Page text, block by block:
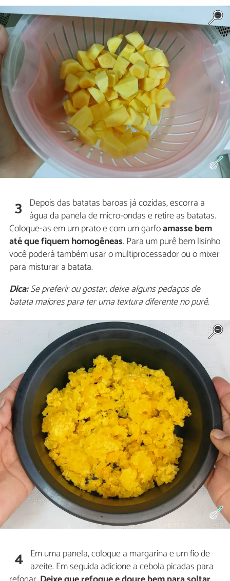
3 Depois das batatas baroas já cozidas, escorra a
água da panela de micro-ondas e retire as batatas.
Coloque-as em um prato e com um garfoamasse bem
até que fiquem homogêneas. Para um purê bem lisinho
você poderá também usar o multiprocessador ou o mixer
para misturar a batata.
Dica:Se preferir ou gostar, deixe alguns pedaços de
batata maiores para ter uma textura diferente no purê.
4 Em uma panela, coloque a margarina e um fio de
azeite. Em seguida adicione a cebola picadas para